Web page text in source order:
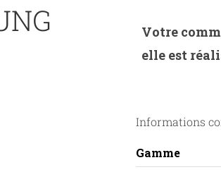
Votre
elle est
Informations
Gamme